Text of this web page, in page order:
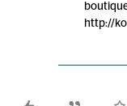
http://